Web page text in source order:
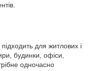
для житлових і
будинки, офіси,
одночасно